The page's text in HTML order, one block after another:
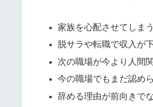
家族を心配させてしまう
脱サラや転職で収入が
次の職場が今より人間
今の職場でもまだ認め
辞める理由が前向きで